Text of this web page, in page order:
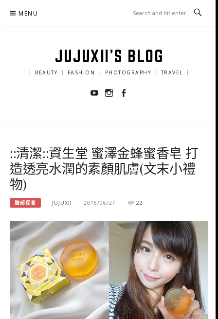
MENU
JUJUXII'S BLOG
｜ BEAUTY ｜ FASHION ｜ PHOTOGRAPHY ｜ TRAVEL ｜
YoutubeInstagram
::清潔::資生堂 蜜澤金蜂蜜香皂 打
造透亮水潤的素顏肌膚(文末小禮
物)
臉部保養 JUJUXII 2016/06/27 22